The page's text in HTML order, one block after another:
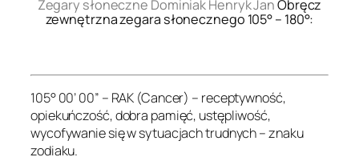
Zegary słoneczne Dominiak Henryk JanObręcz
zewnętrzna zegara słonecznego 105° – 180°:
105° 00’ 00” – RAK (Cancer) – receptywność,
opiekuńczość, dobra pamięć, ustępliwość,
wycofywanie się w sytuacjach trudnych – znaku
zodiaku.